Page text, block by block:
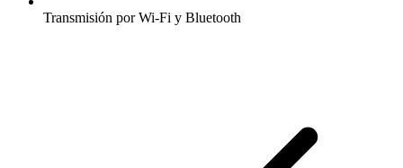
Transmisión por Wi-Fi y Bluetooth